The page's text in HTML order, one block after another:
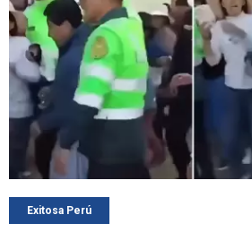
Exitosa Perú